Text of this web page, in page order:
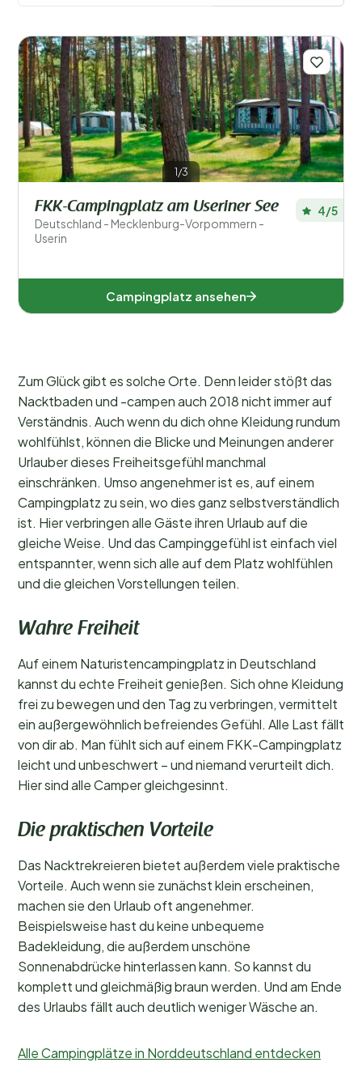
Regionen
Beliebte Filter
Unterkunftstyp
Allgemein
Sport und Freizeit
Filter speichern
1/3
FKK-Campingplatz am Useriner See
Deutschland - Mecklenburg-Vorpommern -
Userin
4/5
Campingplatz ansehen
Zum Glück gibt es solche Orte. Denn leider stößt das
Nacktbaden und -campen auch 2018 nicht immer auf
Verständnis. Auch wenn du dich ohne Kleidung rundum
wohlfühlst, können die Blicke und Meinungen anderer
Urlauber dieses Freiheitsgefühl manchmal
einschränken. Umso angenehmer ist es, auf einem
Campingplatz zu sein, wo dies ganz selbstverständlich
ist. Hier verbringen alle Gäste ihren Urlaub auf die
gleiche Weise. Und das Campinggefühl ist einfach viel
entspannter, wenn sich alle auf dem Platz wohlfühlen
und die gleichen Vorstellungen teilen.
Wahre Freiheit
Auf einem Naturistencampingplatz in Deutschland
kannst du echte Freiheit genießen. Sich ohne Kleidung
frei zu bewegen und den Tag zu verbringen, vermittelt
ein außergewöhnlich befreiendes Gefühl. Alle Last fällt
von dir ab. Man fühlt sich auf einem FKK-Campingplatz
leicht und unbeschwert – und niemand verurteilt dich.
Hier sind alle Camper gleichgesinnt.
Die praktischen Vorteile
Das Nacktrekreieren bietet außerdem viele praktische
Vorteile. Auch wenn sie zunächst klein erscheinen,
machen sie den Urlaub oft angenehmer.
Beispielsweise hast du keine unbequeme
Badekleidung, die außerdem unschöne
Sonnenabdrücke hinterlassen kann. So kannst du
komplett und gleichmäßig braun werden. Und am Ende
des Urlaubs fällt auch deutlich weniger Wäsche an.
Alle Campingplätze in Norddeutschland entdecken